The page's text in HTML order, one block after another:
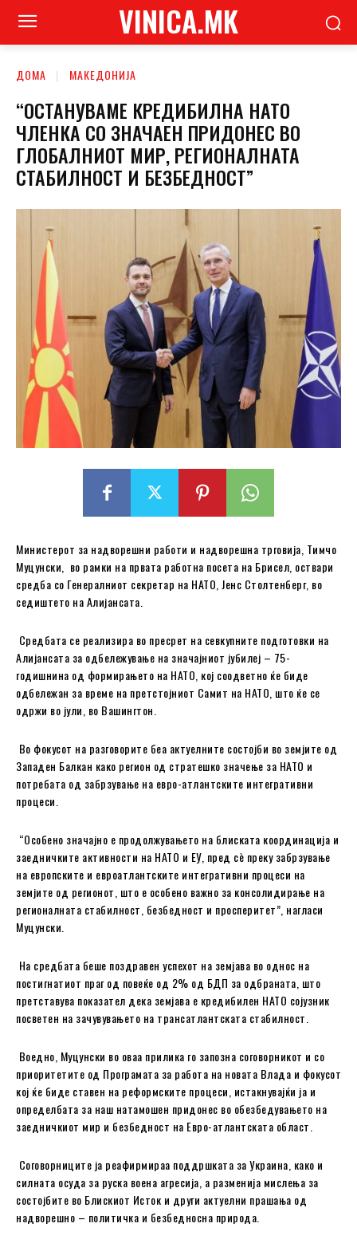
VINICA.MK
ДОМА МАКЕДОНИЈА
“ОСТАНУВАМЕ КРЕДИБИЛНА НАТО
ЧЛЕНКА СО ЗНАЧАЕН ПРИДОНЕС ВО
ГЛОБАЛНИОТ МИР, РЕГИОНАЛНАТА
СТАБИЛНОСТ И БЕЗБЕДНОСТ”
Министерот за надворешни работи и надворешна трговија, Тимчо
Муцунски, во рамки на првата работна посета на Брисел, оствари
средба со Генералниот секретар на НАТО, Јенс Столтенберг, во
седиштето на Алијансата.
Средбата се реализира во пресрет на севкупните подготовки на
Алијансата за одбележување на значајниот јубилеј – 75-
годишнина од формирањето на НАТО, кој соодветно ќе биде
одбележан за време на претстојниот Самит на НАТО, што ќе се
одржи во јули, во Вашингтон.
Во фокусот на разговорите беа актуелните состојби во земјите од
Западен Балкан како регион од стратешко значење за НАТО и
потребата од забрзување на евро-атлантските интегративни
процеси.
“Особено значајно е продолжувањето на блиската координација и
заедничките активности на НАТО и ЕУ, пред сѐ преку забрзување
на европските и евроатлантските интегративни процеси на
земјите од регионот, што е особено важно за консолидирање на
регионалната стабилност, безбедност и просперитет”, нагласи
Муцунски.
На средбата беше поздравен успехот на земјава во однос на
постигнатиот праг од повеќе од 2% од БДП за одбраната, што
претставува показател дека земјава е кредибилен НАТО сојузник
посветен на зачувувањето на трансатлантската стабилност.
Воедно, Муцунски во оваа прилика го запозна соговорникот и со
приоритетите од Програмата за работа на новата Влада и фокусот
кој ќе биде ставен на реформските процеси, истакнувајќи ја и
определбата за наш натамошен придонес во обезбедувањето на
заедничкиот мир и безбедност на Евро-атлантската област.
Соговорниците ја реафирмираа поддршката за Украина, како и
силната осуда за руска воена агресија, а разменија мислења за
состојбите во Блискиот Исток и други актуелни прашања од
надворешно – политичка и безбедносна природа.